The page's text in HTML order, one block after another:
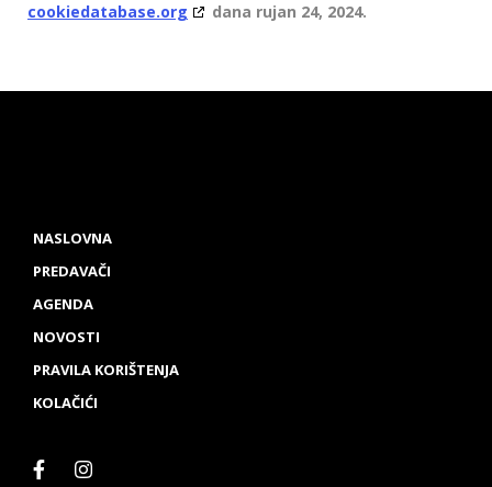
cookiedatabase.org
dana rujan 24, 2024.
NASLOVNA
PREDAVAČI
AGENDA
NOVOSTI
PRAVILA KORIŠTENJA
KOLAČIĆI